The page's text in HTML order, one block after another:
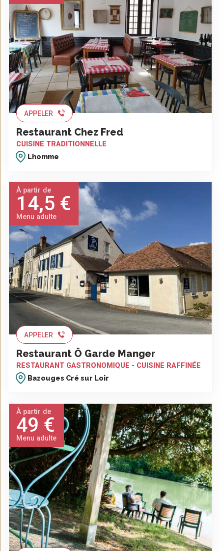
APPELER
Restaurant Chez Fred
CUISINE TRADITIONNELLE
Lhomme
À partir de
14,5 €
Menu adulte
APPELER
Restaurant Ô Garde Manger
RESTAURANT GASTRONOMIQUE - CUISINE RAFFINÉE
Bazouges Cré sur Loir
À partir de
49 €
Menu adulte